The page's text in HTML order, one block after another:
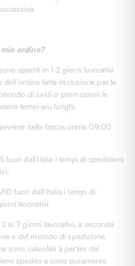
ordine?
spediti in 1-2 giorni lavorativi
fatta esclusione per le
di saldi o promozioni le
tempi più lunghi.
nella fascia oraria 09:00
fuori dall'Italia i tempi di spedizioni
fuori dall‘Italia i tempi di
lavorativi.
ai 7 giorni lavorativi, a seconda
e del metodo di spedizione
sono calcolati a partire dal
spedito e sono puramente